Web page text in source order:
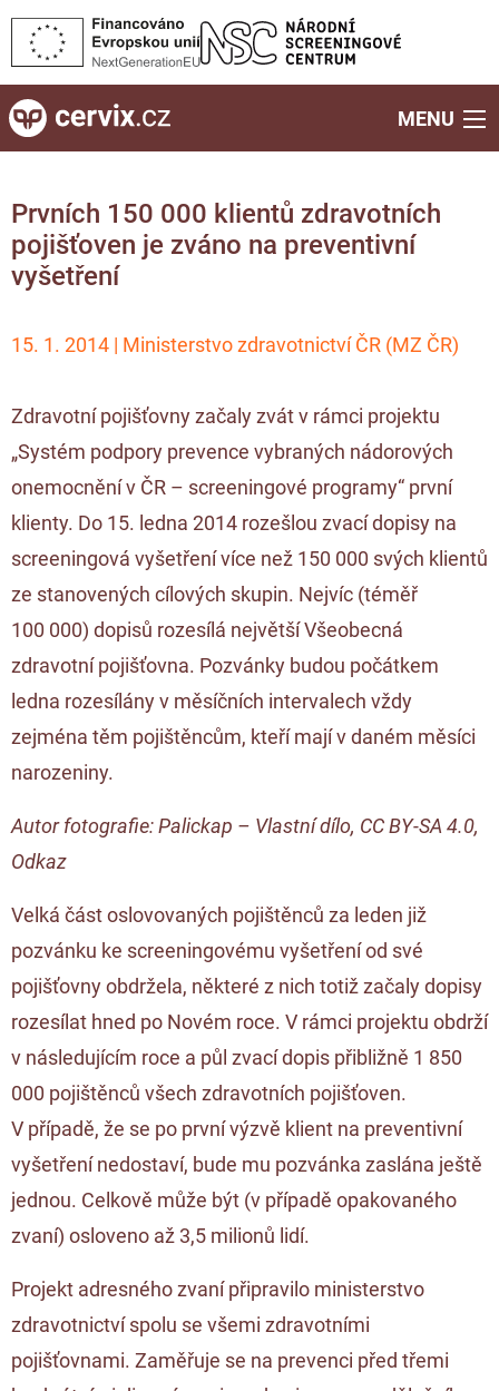
MENU
Prvních 150 000 klientů zdravotních
pojišťoven je zváno na preventivní
vyšetření
15. 1. 2014 | Ministerstvo zdravotnictví ČR (MZ ČR)
Zdravotní pojišťovny začaly zvát v rámci projektu
„Systém podpory prevence vybraných nádorových
onemocnění v ČR – screeningové programy“ první
klienty. Do 15. ledna 2014 rozešlou zvací dopisy na
screeningová vyšetření více než 150 000 svých klientů
ze stanovených cílových skupin. Nejvíc (téměř
100 000) dopisů rozesílá největší Všeobecná
zdravotní pojišťovna. Pozvánky budou počátkem
ledna rozesílány v měsíčních intervalech vždy
zejména těm pojištěncům, kteří mají v daném měsíci
narozeniny.
Autor fotografie:Palickap – Vlastní dílo, CC BY-SA 4.0,
Odkaz
Velká část oslovovaných pojištěnců za leden již
pozvánku ke screeningovému vyšetření od své
pojišťovny obdržela, některé z nich totiž začaly dopisy
rozesílat hned po Novém roce. V rámci projektu obdrží
v následujícím roce a půl zvací dopis přibližně 1 850
000 pojištěnců všech zdravotních pojišťoven.
V případě, že se po první výzvě klient na preventivní
vyšetření nedostaví, bude mu pozvánka zaslána ještě
jednou. Celkově může být (v případě opakovaného
zvaní) osloveno až 3,5 milionů lidí.
Projekt adresného zvaní připravilo ministerstvo
zdravotnictví spolu se všemi zdravotními
pojišťovnami. Zaměřuje se na prevenci před třemi